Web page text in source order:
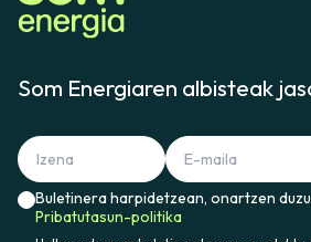
Som Energiaren albisteak
Buletinera harpidetzean, onartzen
Pribatutasun-politika